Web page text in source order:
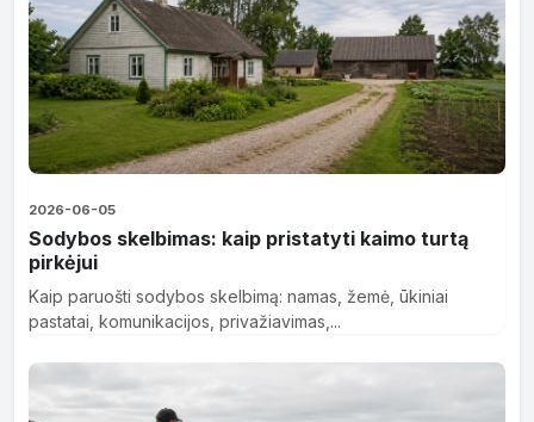
2026-06-05
Sodybos skelbimas: kaip pristatyti kaimo turtą
pirkėjui
Kaip paruošti sodybos skelbimą: namas, žemė, ūkiniai
pastatai, komunikacijos, privažiavimas,...